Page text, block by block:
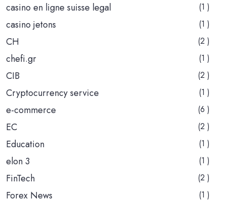
casino en ligne suisse legal (1 )
casino jetons (1 )
CH (2 )
chefi.gr (1 )
CIB (2 )
Cryptocurrency service (1 )
e-commerce (6 )
EC (2 )
Education (1 )
elon 3 (1 )
FinTech (2 )
Forex News (1 )